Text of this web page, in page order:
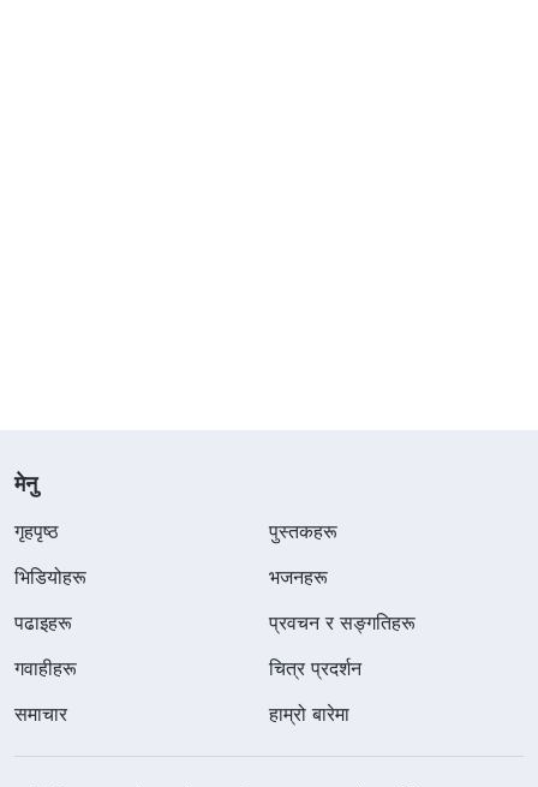
मेनु
गृहपृष्ठ
पुस्तकहरू
भिडियोहरू
भजनहरू
पढाइहरू
प्रवचन र सङ्गतिहरू
गवाहीहरू
चित्र प्रदर्शन
समाचार
हाम्रो बारेमा